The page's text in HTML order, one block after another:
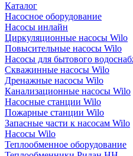
Каталог
Насосное оборудование
Насосы инлайн
Циркуляционные насосы Wilo
Повысительные насосы Wilo
Насосы для бытового
Скважинные насосы Wilo
Дренажные насосы Wilo
Канализационные насосы Wilo
Насосные станции Wilo
Пожарные станции Wilo
Запасные части к насосам Wilo
Насосы Wilo
Теплообменное оборудование